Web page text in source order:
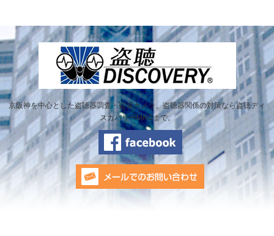
京阪神を中心とした盗聴器調査・盗撮カメラ、盗聴器関係の対策なら盗聴ディ
スカバリーMKGまで。